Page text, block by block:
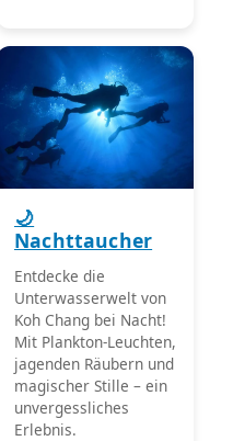
🌙
Nachttaucher
Entdecke die
Unterwasserwelt von
Koh Chang bei Nacht!
Mit Plankton-Leuchten,
jagenden Räubern und
magischer Stille – ein
unvergessliches
Erlebnis.